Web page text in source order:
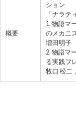
概要
ション
「ナラテ
1. 物語マ
のメカニ
増田明子
2. 物語マ
る実践フ
牧口 松二